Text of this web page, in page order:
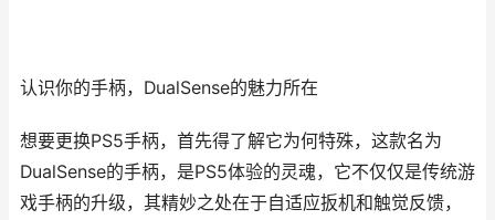
认识你的手柄，DualSense的魅力所在
想要更换PS5手柄，首先得了解它为何特殊，这款名为
DualSense的手柄，是PS5体验的灵魂，它不仅仅是传统游
戏手柄的升级，其精妙之处在于自适应扳机和触觉反馈，